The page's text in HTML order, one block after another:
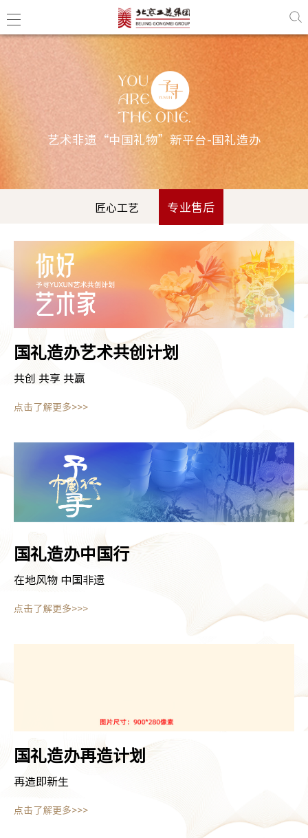
艺术非遗“中国礼物”新平台-国礼造办
匠心工艺 专业售后
点击了解更多>>>
国礼造办艺术共创计划
共创 共享 共赢
点击了解更多>>>
国礼造办中国行
在地风物 中国非遗
点击了解更多>>>
国礼造办再造计划
再造即新生